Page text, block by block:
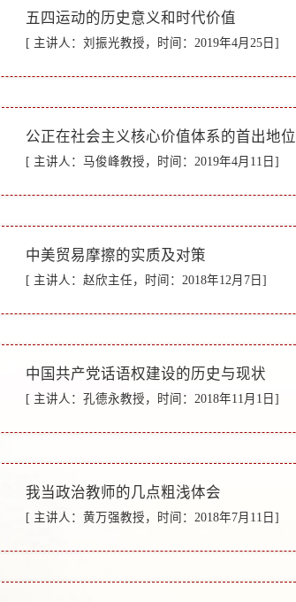
五四运动的历史意义和时代价值
[ 主讲人：刘振光教授，时间：2019年4月25日]
公正在社会主义核心价值体系的首出地位
[ 主讲人：马俊峰教授，时间：2019年4月11日]
中美贸易摩擦的实质及对策
[ 主讲人：赵欣主任，时间：2018年12月7日]
中国共产党话语权建设的历史与现状
[ 主讲人：孔德永教授，时间：2018年11月1日]
我当政治教师的几点粗浅体会
[ 主讲人：黄万强教授，时间：2018年7月11日]